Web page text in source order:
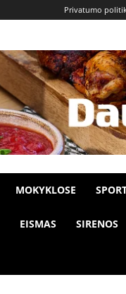
Privatumo
MOKYKLOSE
EISMAS SIRENOS